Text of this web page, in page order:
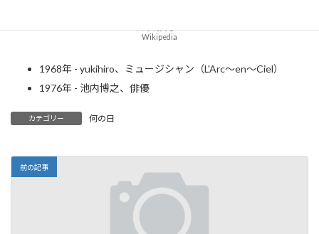
Wikipedia
1968年 - yukihiro、ミュージシャン（L'Arc〜en〜Ciel）
1976年 - 池内博之、俳優
カテゴリー 何の日
前の記事